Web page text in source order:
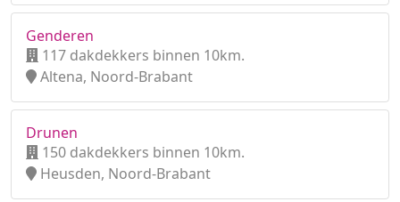
Genderen
117 dakdekkers binnen 10km.
Altena, Noord-Brabant
Drunen
150 dakdekkers binnen 10km.
Heusden, Noord-Brabant